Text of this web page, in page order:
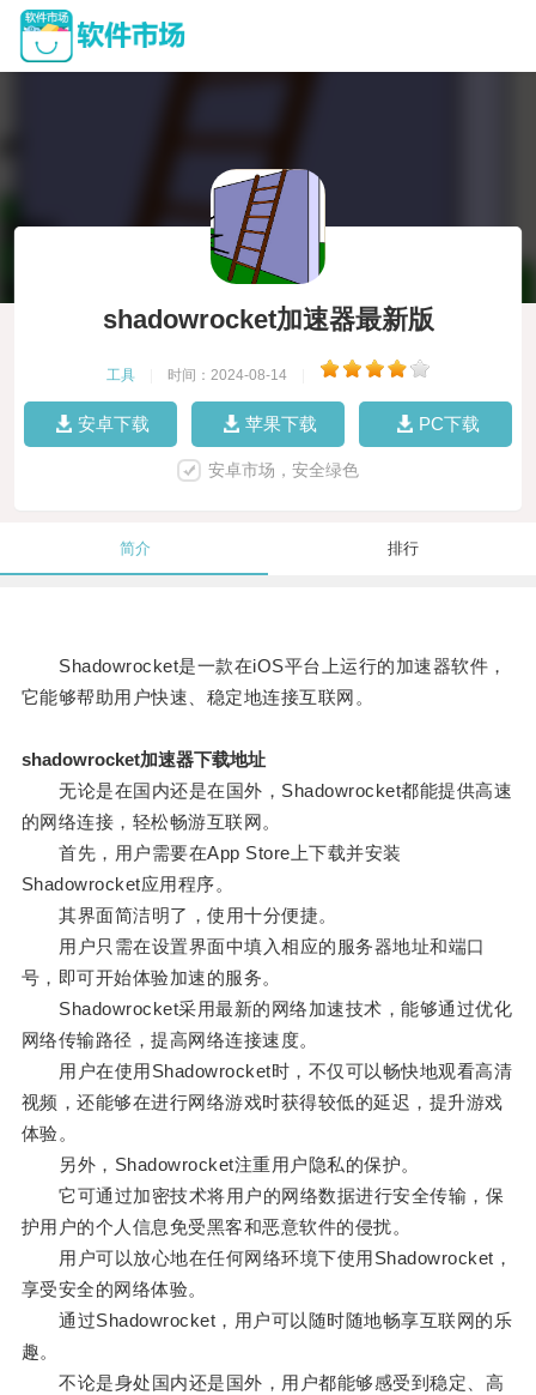
shadowrocket加速器最新版
工具 时间：2024-08-14
安卓下载 苹果下载 PC下载
安卓市场，安全绿色
简介 排行
Shadowrocket是一款在iOS平台上运行的加速器软件，
它能够帮助用户快速、稳定地连接互联网。
shadowrocket加速器下载地址
无论是在国内还是在国外，Shadowrocket都能提供高速
的网络连接，轻松畅游互联网。
首先，用户需要在App Store上下载并安装
Shadowrocket应用程序。
其界面简洁明了，使用十分便捷。
用户只需在设置界面中填入相应的服务器地址和端口
号，即可开始体验加速的服务。
Shadowrocket采用最新的网络加速技术，能够通过优化
网络传输路径，提高网络连接速度。
用户在使用Shadowrocket时，不仅可以畅快地观看高清
视频，还能够在进行网络游戏时获得较低的延迟，提升游戏
体验。
另外，Shadowrocket注重用户隐私的保护。
它可通过加密技术将用户的网络数据进行安全传输，保
护用户的个人信息免受黑客和恶意软件的侵扰。
用户可以放心地在任何网络环境下使用Shadowrocket，
享受安全的网络体验。
通过Shadowrocket，用户可以随时随地畅享互联网的乐
趣。
不论是身处国内还是国外，用户都能够感受到稳定、高